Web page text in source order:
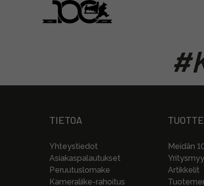
TIETOA
Yhteystiedot
Asiakaspalautukset
Peruutuslomake
Kameraliike-rahoitus
Meidän
Artikkelit